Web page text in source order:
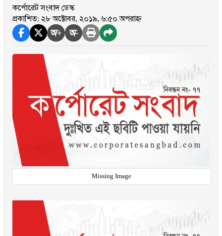
কর্পোরেট সংবাদ ডেস্ক
প্রকাশিত: ২৮ অক্টোবর, ২০১৯, ৬:৫০ অপরাহ্ন
অ+ অ-
Missing Image